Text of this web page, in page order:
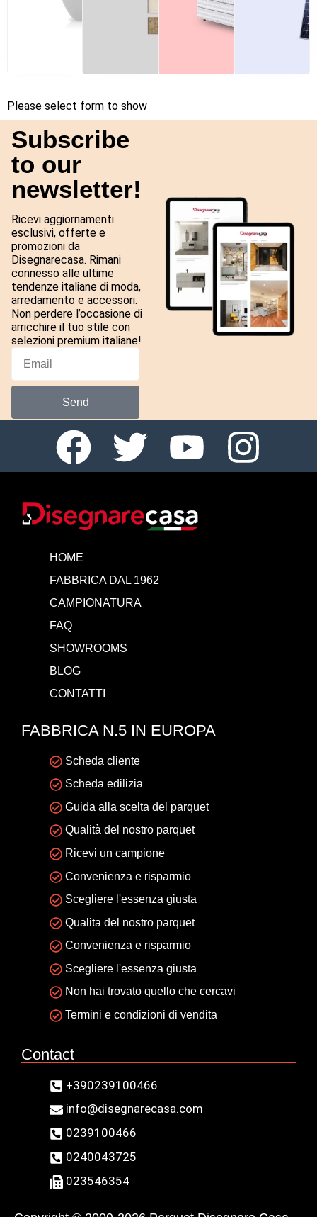
Please select form to show
Subscribe
to our
newsletter!
Ricevi aggiornamenti
esclusivi, offerte e
promozioni da
Disegnarecasa. Rimani
connesso alle ultime
tendenze italiane di moda,
arredamento e accessori.
Non perdere l’occasione di
arricchire il tuo stile con
selezioni premium italiane!
Send
HOME
FABBRICA DAL 1962
CAMPIONATURA
FAQ
SHOWROOMS
BLOG
CONTATTI
FABBRICA N.5 IN EUROPA
Scheda cliente
Scheda edilizia
Guida alla scelta del parquet
Qualità del nostro parquet
Ricevi un campione
Convenienza e risparmio
Scegliere l'essenza giusta
Qualita del nostro parquet
Convenienza e risparmio
Scegliere l'essenza giusta
Non hai trovato quello che cercavi
Termini e condizioni di vendita
Contact
+390239100466
info@disegnarecasa.com
0239100466
0240043725
023546354